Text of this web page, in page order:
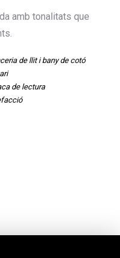
amb tonalitats que
de llit i bany de cotó
de lectura